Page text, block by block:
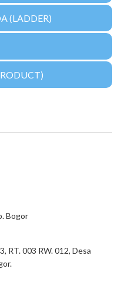
(LADDER)
Bogor
RT. 003 RW. 012, Desa